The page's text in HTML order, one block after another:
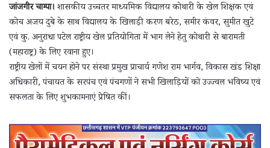
जांजगीर चाम्पा। शासकीय उच्चतर माध्यमिक विद्यालय कोथारी के खेल शिक्षक एवं
कोच अजय दुबे के साथ विद्यालय के खिलाड़ी करण बरेठ, समीर कंवर, सुमीत खुटे
एवं कु. अनुराधा पटेल राष्ट्रीय खेल प्रतियोगिता में भाग लेने हेतु कोथारी से बारामती
(महाराष्ट्र) के लिए रवाना हुए।
राष्ट्रीय खेलों में चयन होने पर संस्था प्रमुख प्राचार्य गणेश राम भार्गव, विकास खंड शिक्षा
अधिकारी, पंचायत के सरपंच एवं पंचगणों ने सभी खिलाड़ियों को उज्ज्वल भविष्य एवं
सफलता के लिए शुभकामनाएं प्रेषित कीं।